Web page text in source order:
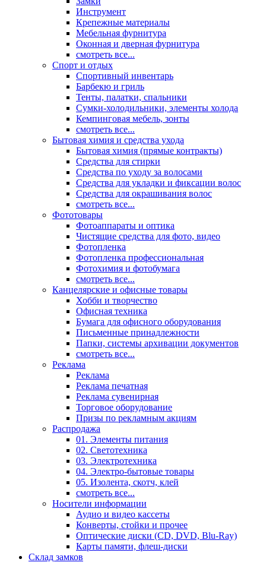
Инструмент
Крепежные материалы
Мебельная фурнитура
Оконная и дверная фурнитура
смотреть все...
Спорт и отдых
Спортивный инвентарь
Барбекю и гриль
Тенты, палатки, спальники
Сумки-холодильники, элементы холода
Кемпинговая мебель, зонты
смотреть все...
Бытовая химия и средства ухода
Бытовая химия (прямые контракты)
Средства для стирки
Средства по уходу за волосами
Средства для укладки и фиксации волос
Средства для окрашивания волос
смотреть все...
Фототовары
Фотоаппараты и оптика
Чистящие средства для фото, видео
Фотопленка
Фотопленка профессиональная
Фотохимия и фотобумага
смотреть все...
Канцелярские и офисные товары
Хобби и творчество
Офисная техника
Бумага для офисного оборудования
Письменные принадлежности
Папки, системы архивации документов
смотреть все...
Реклама
Реклама
Реклама печатная
Реклама сувенирная
Торговое оборудование
Призы по рекламным акциям
Распродажа
01. Элементы питания
02. Светотехника
03. Электротехника
04. Электро-бытовые товары
05. Изолента, скотч, клей
смотреть все...
Носители информации
Аудио и видео кассеты
Конверты, стойки и прочее
Оптические диски (CD, DVD, Blu-Ray)
Карты памяти, флеш-диски
Склад замков